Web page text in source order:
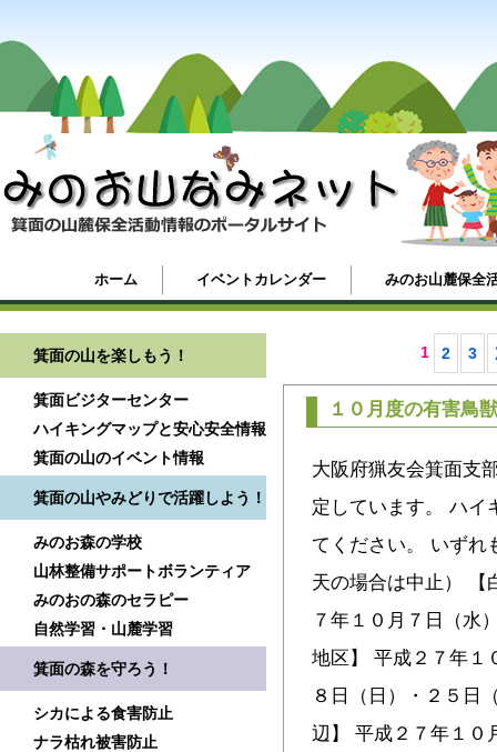
ホーム イベントカレンダー みのお山麓保全
箕面の山を楽しもう！
箕面ビジターセンター
ハイキングマップと安心安全情報
箕面の山のイベント情報
箕面の山やみどりで活躍しよう！
みのお森の学校
山林整備サポートボランティア
みのおの森のセラピー
自然学習・山麓学習
箕面の森を守ろう！
シカによる食害防止
ナラ枯れ被害防止
1 2 3
１０月度の有害鳥
大阪府猟友会箕面支
定しています。 ハイ
てください。 いずれ
天の場合は中止） 【
７年１０月７日（水
地区】 平成２７年１
８日（日）・２５日
辺】 平成２７年１０